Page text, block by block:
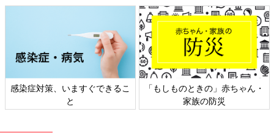
感染症対策、いますぐできるこ
と
「もしものときの」赤ちゃん・
家族の防災